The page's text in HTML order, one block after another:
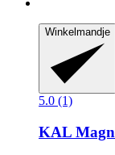
Winkelmandje
5.0 (1)
KAL